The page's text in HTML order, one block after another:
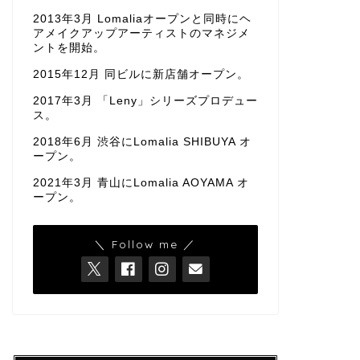
2013年3月 Lomaliaオープンと同時にヘ
アメイクアップアーティストのマネジメ
ントを開始。
2015年12月 同ビルに新店舗オープン。
2017年3月 「Leny」シリーズプロデュー
ス。
2018年6月 渋谷にLomalia SHIBUYA オ
ープン。
2021年3月 青山にLomalia AOYAMA オ
ープン。
＼ Follow me ／